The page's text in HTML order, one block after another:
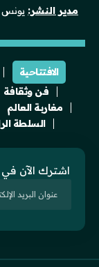
مدير النشر:
الافتتاحية
فن وثقافة
مغاربة العالم
السلطة
اشترك الآن في